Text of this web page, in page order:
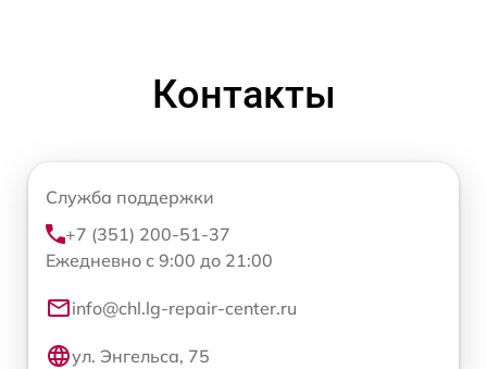
Контакты
Служба поддержки
+7 (351) 200-51-37
Ежедневно с 9:00 до 21:00
info@chl.lg-repair-center.ru
ул. Энгельса, 75